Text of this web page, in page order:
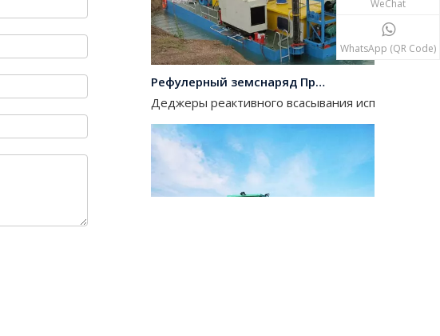
Рефулерный земснаряд Производители Китай
Деджеры реактивного всасывания
WeChat
WhatsApp (QR Code)